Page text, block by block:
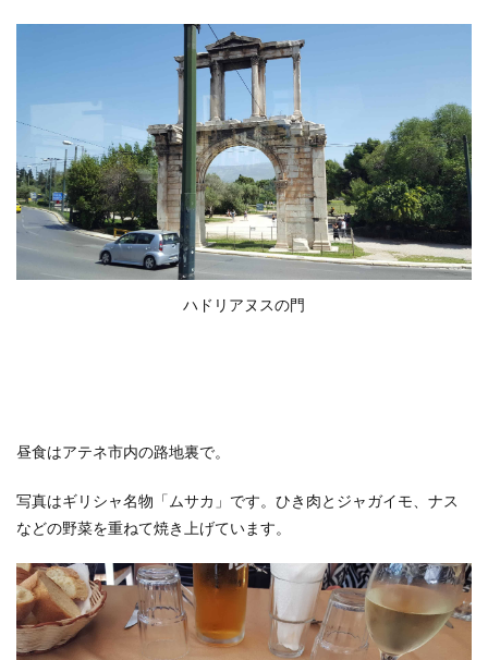
ハドリアヌスの門
昼食はアテネ市内の路地裏で。
写真はギリシャ名物「ムサカ」です。ひき肉とジャガイモ、ナス
などの野菜を重ねて焼き上げています。